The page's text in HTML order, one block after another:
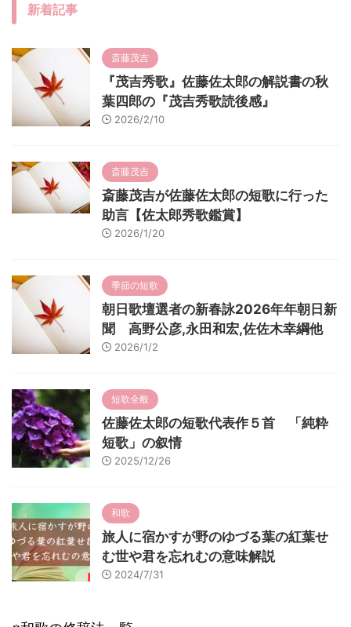
新着記事
斎藤茂吉
『茂吉秀歌』佐藤佐太郎の解説書の秋
葉四郎の『茂吉秀歌読後感』
2026/2/10
斎藤茂吉
斎藤茂吉が佐藤佐太郎の短歌に行った
助言【佐太郎秀歌鑑賞】
2026/1/20
季節の短歌
朝日歌壇選者の新春詠2026年年朝日新
聞 高野公彦,永田和宏,佐佐木幸綱他
2026/1/2
短歌全般
佐藤佐太郎の短歌代表作５首 「純粋
短歌」の叙情
2025/12/26
和歌
旅人に宿かすが野のゆづる葉の紅葉せ
む世や君を忘れむの意味解説
2024/7/31